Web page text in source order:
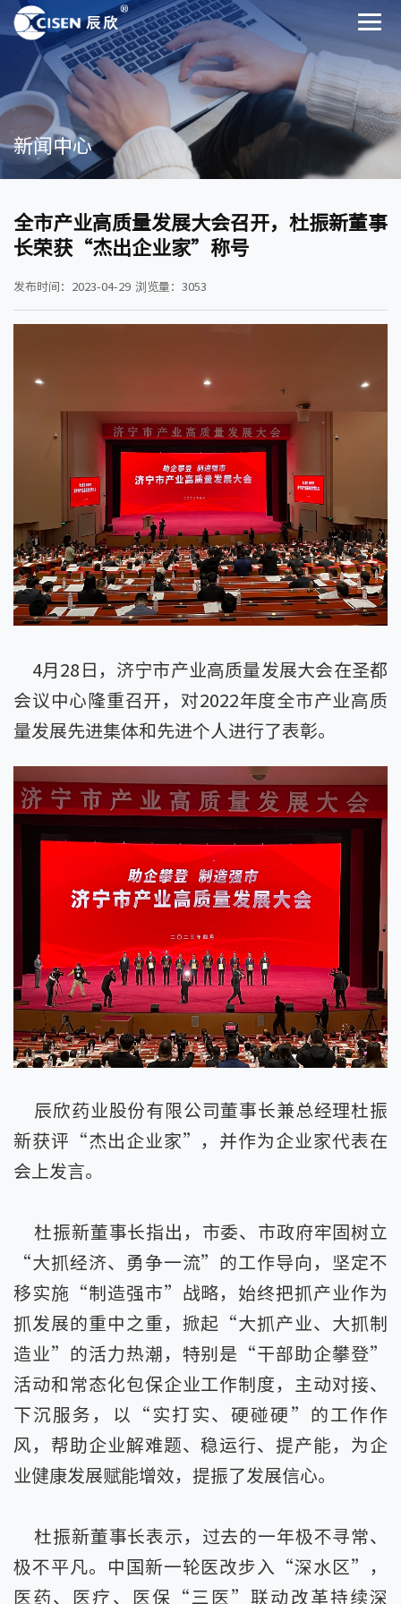
新闻中心
全市产业高质量发展大会召开，杜振新董事
长荣获“杰出企业家”称号
发布时间：2023-04-29 浏览量：3053
4月28日，济宁市产业高质量发展大会在圣都
会议中心隆重召开，对2022年度全市产业高质
量发展先进集体和先进个人进行了表彰。
辰欣药业股份有限公司董事长兼总经理杜振
新获评“杰出企业家”，并作为企业家代表在
会上发言。
杜振新董事长指出，市委、市政府牢固树立
“大抓经济、勇争一流”的工作导向，坚定不
移实施“制造强市”战略，始终把抓产业作为
抓发展的重中之重，掀起“大抓产业、大抓制
造业”的活力热潮，特别是“干部助企攀登”
活动和常态化包保企业工作制度，主动对接、
下沉服务，以“实打实、硬碰硬”的工作作
风，帮助企业解难题、稳运行、提产能，为企
业健康发展赋能增效，提振了发展信心。
杜振新董事长表示，过去的一年极不寻常、
极不平凡。中国新一轮医改步入“深水区”，
医药、医疗、医保“三医”联动改革持续深